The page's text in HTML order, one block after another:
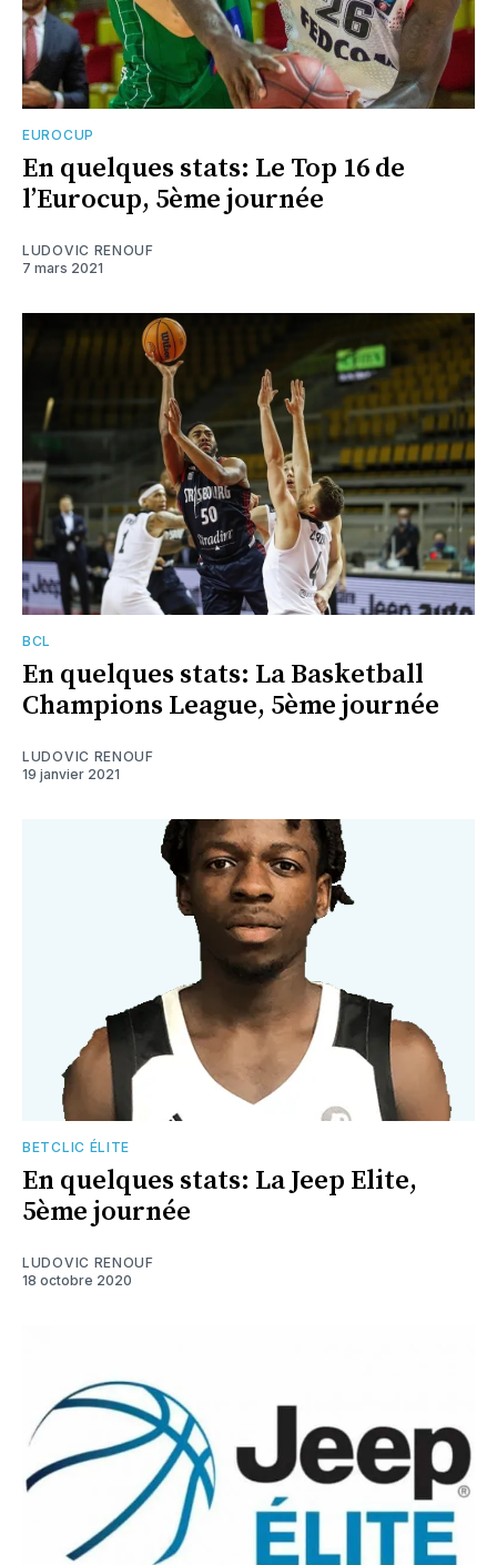
EUROCUP
En quelques stats: Le Top 16 de
l’Eurocup, 5ème journée
LUDOVIC RENOUF
7 mars 2021
BCL
En quelques stats: La Basketball
Champions League, 5ème journée
LUDOVIC RENOUF
19 janvier 2021
BETCLIC ÉLITE
En quelques stats: La Jeep Elite,
5ème journée
LUDOVIC RENOUF
18 octobre 2020